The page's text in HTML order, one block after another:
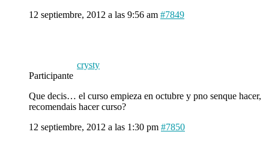
12 septiembre, 2012 a las 9:56 am #7849
crysty
Participante
Que decis… el curso empieza en octubre y pno senque hacer,
recomendais hacer curso?
12 septiembre, 2012 a las 1:30 pm #7850